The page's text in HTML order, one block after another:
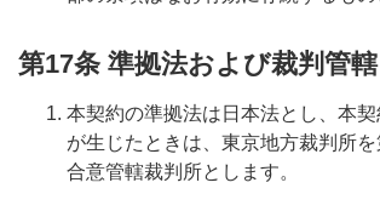
第17条 準拠法および裁判管轄
本契約の準拠法は日本法とし、本
が生じたときは、東京地方裁判所
合意管轄裁判所とします。